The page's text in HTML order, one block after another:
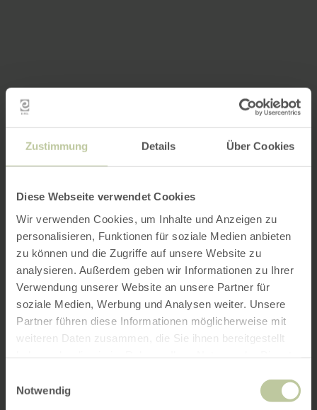
Zustimmung Details Über Cookies
Diese Webseite verwendet Cookies
Wir verwenden Cookies, um Inhalte und Anzeigen zu
personalisieren, Funktionen für soziale Medien anbieten
zu können und die Zugriffe auf unsere Website zu
analysieren. Außerdem geben wir Informationen zu Ihrer
Verwendung unserer Website an unsere Partner für
soziale Medien, Werbung und Analysen weiter. Unsere
Partner führen diese Informationen möglicherweise mit
weiteren Daten zusammen, die Sie ihnen bereitgestellt
Notwendig